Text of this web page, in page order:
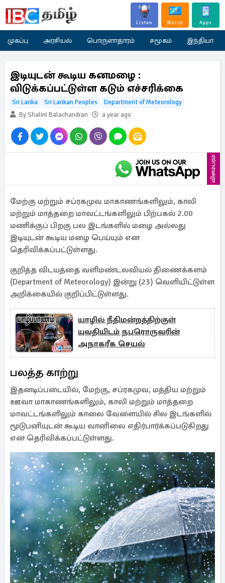
Listen Watch Apps
முகப்பு அரசியல் பொருளாதாரம் சமூகம் இந்தியா
இடியுடன் கூடிய கனமழை :
விடுக்கப்பட்டுள்ள கடும் எச்சரிக்கை
Sri Lanka Sri Lankan Peoples
Department of Meteorology
By Shalini Balachandran
a year ago
விளம்பரம்
மேற்கு மற்றும் சப்ரகமுவ மாகாணங்களிலும், காலி
மற்றும் மாத்தறை மாவட்டங்களிலும் பிற்பகல் 2.00
மணிக்குப் பிறகு பல இடங்களில் மழை அல்லது
இடியுடன் கூடிய மழை பெய்யும் என
தெரிவிக்கப்பட்டுள்ளது.
குறித்த விடயத்தை வளிமண்டலவியல் திணைக்களம்
(Department of Meteorology) இன்று (23) வெளியிட்டுள்ள
அறிக்கையில் குறிப்பிட்டுள்ளது.
யாழில் நீதிமன்றத்திற்குள்
யுவதியிடம் நபரொருவரின்
அநாகரீக செயல்
பலத்த காற்று
இதனடிப்படையில், மேற்கு, சப்ரகமுவ, மத்திய மற்றும்
ஊவா மாகாணங்களிலும், காலி மற்றும் மாத்தறை
மாவட்டங்களிலும் காலை வேளையில் சில இடங்களில்
மூடுபனியுடன் கூடிய வானிலை எதிர்பார்க்கப்படுகிறது
என தெரிவிக்கப்பட்டுள்ளது.